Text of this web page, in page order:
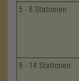
5 - 8 Stationen
9 - 14 Stationen